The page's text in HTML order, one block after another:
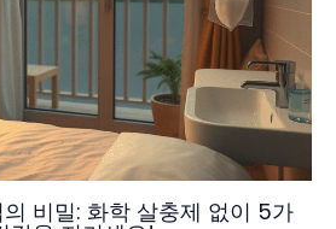
비밀: 화학 살충제 없이 5가